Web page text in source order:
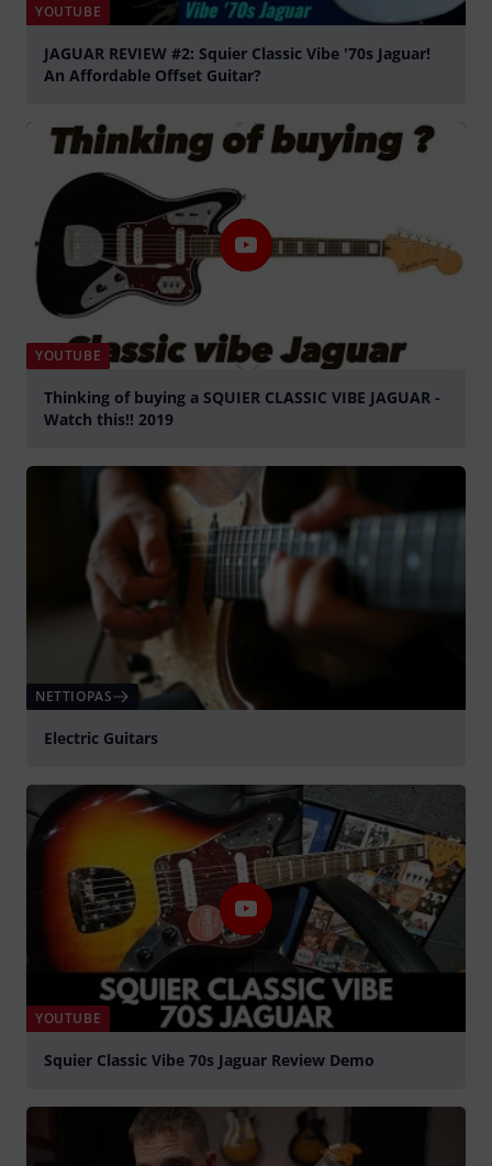
YOUTUBE
JAGUAR REVIEW #2: Squier Classic Vibe '70s Jaguar!
An Affordable Offset Guitar?
YOUTUBE
Thinking of buying a SQUIER CLASSIC VIBE JAGUAR -
Watch this!! 2019
NETTIOPAS
Electric Guitars
YOUTUBE
Squier Classic Vibe 70s Jaguar Review Demo